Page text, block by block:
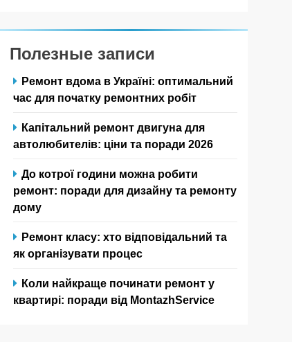
Полезные записи
Ремонт вдома в Україні: оптимальний
час для початку ремонтних робіт
Капітальний ремонт двигуна для
автолюбителів: ціни та поради 2026
До котрої години можна робити
ремонт: поради для дизайну та ремонту
дому
Ремонт класу: хто відповідальний та
як організувати процес
Коли найкраще починати ремонт у
квартирі: поради від MontazhService